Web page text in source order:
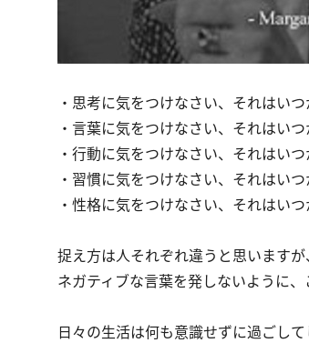
・思考に気をつけなさい、それはいつ
・言葉に気をつけなさい、それはいつ
・行動に気をつけなさい、それはいつ
・習慣に気をつけなさい、それはいつ
・性格に気をつけなさい、それはいつ
捉え方は人それぞれ違うと思います
ネガティブな言葉を発しないように
日々の生活は何も意識せずに過ごし